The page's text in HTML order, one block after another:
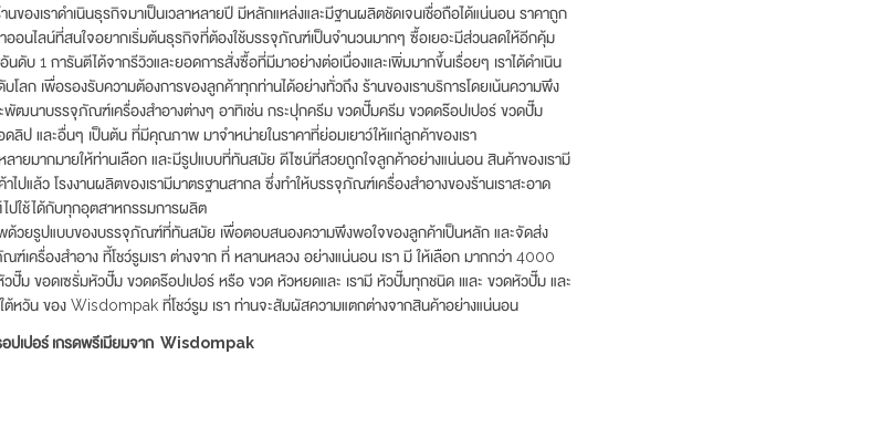
นของเราดำเนินธุรกิจมาเป็นเวลาหลายปี มีหลักแหล่งและมีฐานผลิตชัดเจนเชื่อถือได้แน่นอน ราคาถูก
อนไลน์ที่สนใจอยากเริ่มต้นธุรกิจที่ต้องใช้บรรจุภัณฑ์เป็นจำนวนมากๆ ซื้อเยอะมีส่วนลดให้อีกคุ้ม
นดับ 1 การันตีได้จากรีวิวและยอดการสั่งซื้อที่มีมาอย่างต่อเนื่องและเพิ่มมากขึ้นเรื่อยๆ เราได้ดำเนิน
ก เพื่อรองรับความต้องการของลูกค้าทุกท่านได้อย่างทั่วถึง ร้านของเราบริการโดยเน้นความพึง
พัฒนาบรรจุภัณฑ์เครื่องสำอางต่างๆ อาทิเช่น กระปุกครีม ขวดปั๊มครีม ขวดดร๊อปเปอร์ ขวดปั๊ม
และอื่นๆ เป็นต้น ที่มีคุณภาพ มาจำหน่ายในราคาที่ย่อมเยาว์ให้แก่ลูกค้าของเรา
ายมากมายให้ท่านเลือก และมีรูปแบบที่ทันสมัย ดีไซน์ที่สวยถูกใจลูกค้าอย่างแน่นอน สินค้าของเรามี
แล้ว โรงงานผลิตของเรามีมาตรฐานสากล ซึ่งทำให้บรรจุภัณฑ์เครื่องสำอางของร้านเราสะอาด
ปใช้ได้กับทุกอุตสาหกรรมการผลิต
วยรูปแบบของบรรจุภัณฑ์ที่ทันสมัย เพื่อตอบสนองความพึงพอใจของลูกค้าเป็นหลัก และจัดส่ง
เครื่องสำอาง ที้โชว์รูมเรา ต่างจาก ที่ หลานหลวง อย่างแน่นอน เรา มี ให้เลือก มากกว่า 4000
ปั๊ม ขอดเซรั่มหัวปั๊ม ขวดดร๊อปเปอร์ หรือ ขวด หัวหยดและ เรามี หัวปั๊มทุกชนิด เและ ขวดหัวปั๊ม และ
หวัน ของ Wisdompak ที่โชว์รูม เรา ท่านจะสัมผัสความแตกต่างจากสินค้าอย่างแน่นอน
อปเปอร์ เกรดพรีเมียมจาก Wisdompak